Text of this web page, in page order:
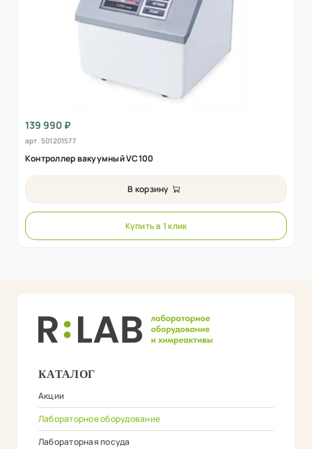
139 990 ₽
арт. 501201577
Контроллер вакуумный VC100
В корзину
Купить в 1 клик
КАТАЛОГ
Акции
Лабораторное оборудование
Лабораторная посуда